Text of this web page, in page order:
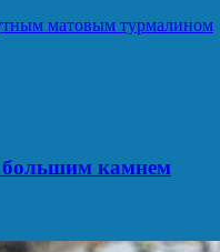
большим камнем